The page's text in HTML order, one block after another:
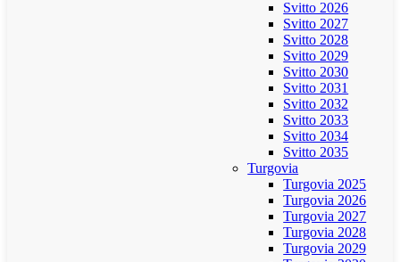
Svitto 2026
Svitto 2027
Svitto 2028
Svitto 2029
Svitto 2030
Svitto 2031
Svitto 2032
Svitto 2033
Svitto 2034
Svitto 2035
Turgovia
Turgovia 2025
Turgovia 2026
Turgovia 2027
Turgovia 2028
Turgovia 2029